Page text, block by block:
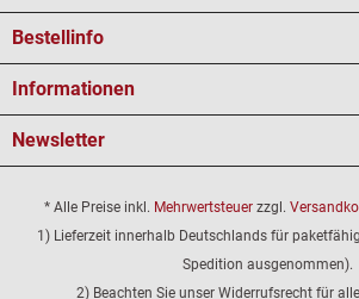
Bestellinfo
Informationen
Newsletter
* Alle Preise inkl. Mehrwertsteuer zzgl.
1) Lieferzeit innerhalb Deutschlands für
Spedition ausgenommen).
2) Beachten Sie unser Widerrufsrecht für